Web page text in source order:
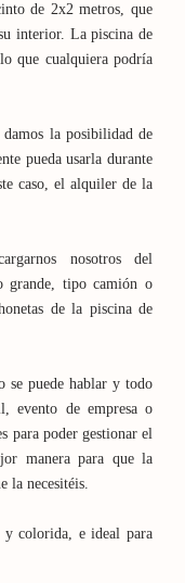
de 2x2 metros, que
interior. La piscina de
que cualquiera podría
la posibilidad de
pueda usarla durante
caso, el alquiler de la
nosotros del
grande, tipo camión o
de la piscina de
se puede hablar y todo
evento de empresa o
para poder gestionar el
manera para que la
la necesitéis.
y colorida, e ideal para